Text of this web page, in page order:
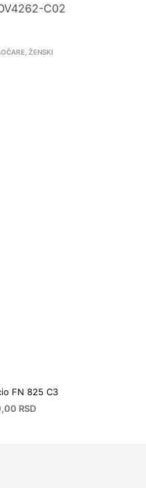
C02
,ŽENSKI
FN 825 C3
RSD